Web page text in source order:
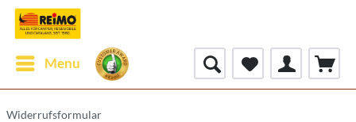
Menu
Widerrufsformular